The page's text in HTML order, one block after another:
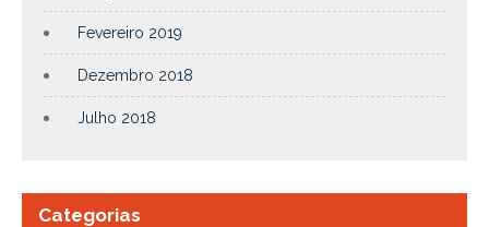
Fevereiro 2019
Dezembro 2018
Julho 2018
Categorias